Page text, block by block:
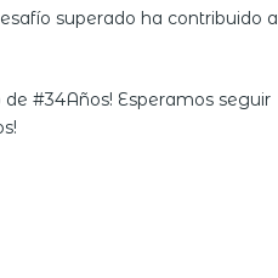
superado ha contribuido a
#34Años! Esperamos seguir